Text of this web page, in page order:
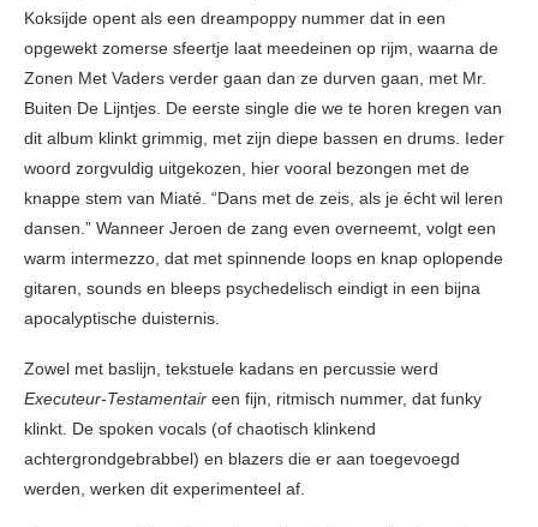
Koksijde opent als een dreampoppy nummer dat in een
opgewekt zomerse sfeertje laat meedeinen op rijm, waarna de
Zonen Met Vaders verder gaan dan ze durven gaan, met Mr.
Buiten De Lijntjes. De eerste single die we te horen kregen van
dit album klinkt grimmig, met zijn diepe bassen en drums. Ieder
woord zorgvuldig uitgekozen, hier vooral bezongen met de
knappe stem van Miaté. “Dans met de zeis, als je écht wil leren
dansen.” Wanneer Jeroen de zang even overneemt, volgt een
warm intermezzo, dat met spinnende loops en knap oplopende
gitaren, sounds en bleeps psychedelisch eindigt in een bijna
apocalyptische duisternis.
Zowel met baslijn, tekstuele kadans en percussie werd
Executeur-Testamentair een fijn, ritmisch nummer, dat funky
klinkt. De spoken vocals (of chaotisch klinkend
achtergrondgebrabbel) en blazers die er aan toegevoegd
werden, werken dit experimenteel af.